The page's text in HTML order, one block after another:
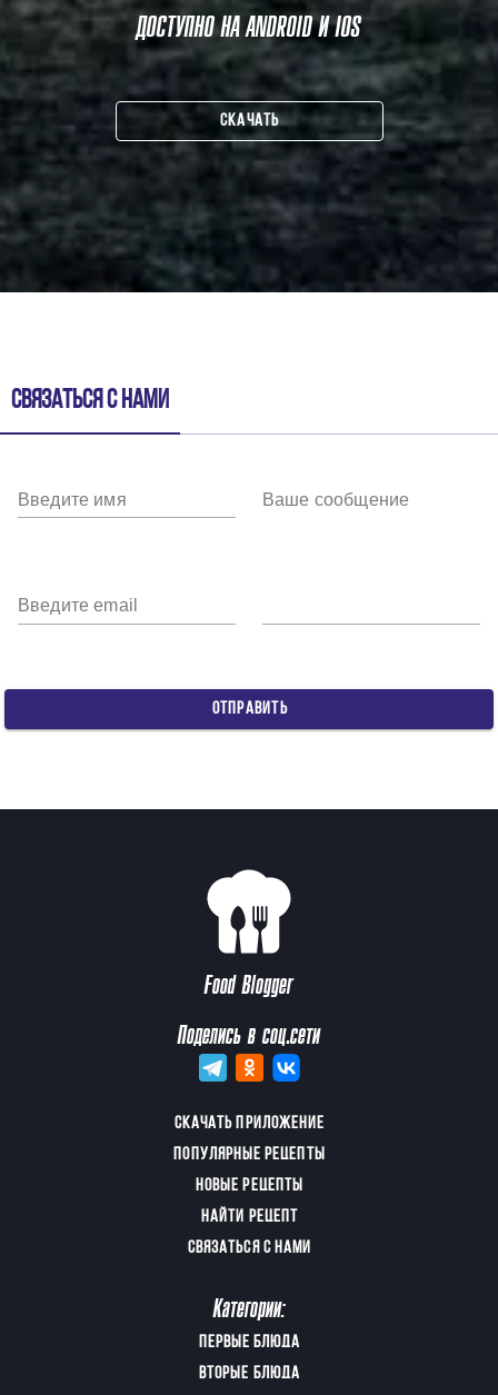
ДОСТУПНО НА ANDROID И IOS
СКАЧАТЬ
Связаться с нами
Введите имя
Введите email
Ваше сообщение
ОТПРАВИТЬ
Food Blogger
Поделись в соц.сети
СКАЧАТЬ ПРИЛОЖЕНИЕ
ПОПУЛЯРНЫЕ РЕЦЕПТЫ
НОВЫЕ РЕЦЕПТЫ
НАЙТИ РЕЦЕПТ
СВЯЗАТЬСЯ С НАМИ
Категории:
ПЕРВЫЕ БЛЮДА
ВТОРЫЕ БЛЮДА